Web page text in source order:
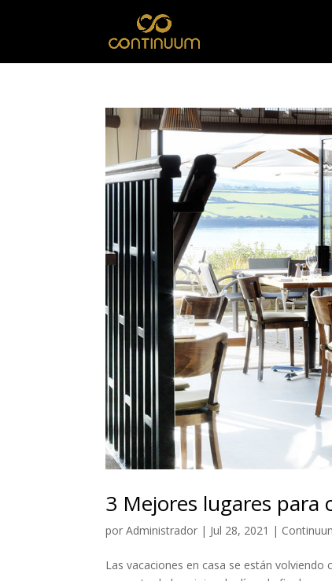
3 Mejores lugares para
porAdministrador | Jul 28, 2021 |
Las vacaciones en casa se están